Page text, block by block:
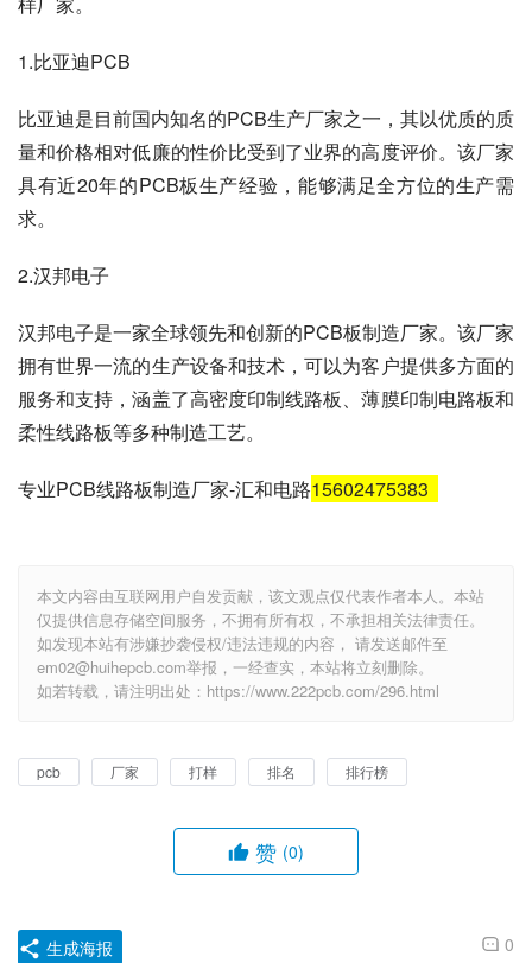
1.比亚迪PCB
比亚迪是目前国内知名的PCB生产厂家之一，其以优质的质
量和价格相对低廉的性价比受到了业界的高度评价。该厂家
具有近20年的PCB板生产经验，能够满足全方位的生产需
求。
2.汉邦电子
汉邦电子是一家全球领先和创新的PCB板制造厂家。该厂家
拥有世界一流的生产设备和技术，可以为客户提供多方面的
服务和支持，涵盖了高密度印制线路板、薄膜印制电路板和
柔性线路板等多种制造工艺。
专业PCB线路板制造厂家-汇和电路15602475383
本文内容由互联网用户自发贡献，该文观点仅代表作者本人。本站
仅提供信息存储空间服务，不拥有所有权，不承担相关法律责任。
如发现本站有涉嫌抄袭侵权/违法违规的内容， 请发送邮件至
em02@huihepcb.com举报，一经查实，本站将立刻删除。
如若转载，请注明出处：https://www.222pcb.com/296.html
pcb 厂家 打样 排名 排行榜
赞 (0)
0
生成海报